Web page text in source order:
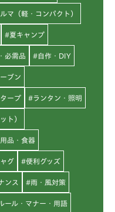
マ（軽・コンパクト）
#夏キャンプ
必需品 #自作・DIY
ブン
ープ #ランタン・照明
ト）
品・食器
グ #便利グッズ
ンス #雨・風対策
ール・マナー・用語